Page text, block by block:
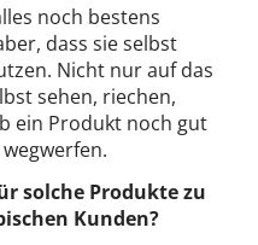
noch bestens
dass sie selbst
Nicht nur auf das
sehen, riechen,
ein Produkt noch gut
solche Produkte zu
Kunden?